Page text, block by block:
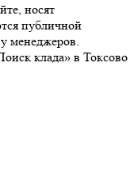
носят
публичной
менеджеров.
клада» в Токсово